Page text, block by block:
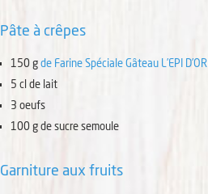
Pâte à crêpes
150gde Farine Spéciale Gâteau L’EPI D’OR
5 cl de lait
3 oeufs
100gde sucre semoule
Garniture aux fruits